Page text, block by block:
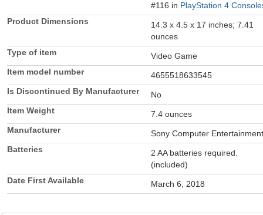
#116 in PlayStation 4
Product Dimensions
14.3 x 4.5 x 17 inches; 7.41
ounces
Type of item
Video Game
Item model number
4655518633545
Is Discontinued By Manufacturer
No
Item Weight
7.4 ounces
Manufacturer
Sony Computer Entertainment
Batteries
2 AA batteries required.
(included)
Date First Available
March 6, 2018